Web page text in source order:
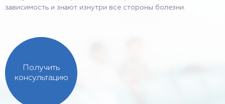
зависимость и знают изнутри все стороны болезни.
Получить
консультацию